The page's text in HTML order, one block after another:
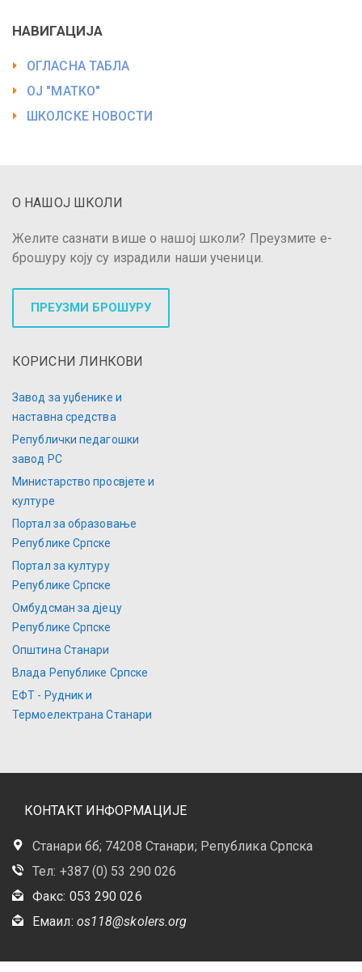
НАВИГАЦИЈА
ОГЛАСНА ТАБЛА
ОЈ "МАТКО"
ШКОЛСКЕ НОВОСТИ
О НАШОЈ ШКОЛИ
Желите сазнати више о нашој школи? Преузмите е-
брошуру коју су израдили наши ученици.
ПРЕУЗМИ БРОШУРУ
КОРИСНИ ЛИНКОВИ
Завод за уџбенике и
наставна средства
Републички педагошки
завод РС
Министарство просвјете и
културе
Портал за образовање
Републике Српске
Портал за културу
Републике Српске
Омбудсман за дјецу
Републике Српске
Општина Станари
Влада Републике Српске
ЕФТ - Рудник и
Термоелектрана Станари
КОНТАКТ ИНФОРМАЦИЈЕ
Станари бб; 74208 Станари; Република Српска
Тел: +387 (0) 53 290 026
Факс: 053 290 026
Емаил: os118@skolers.org